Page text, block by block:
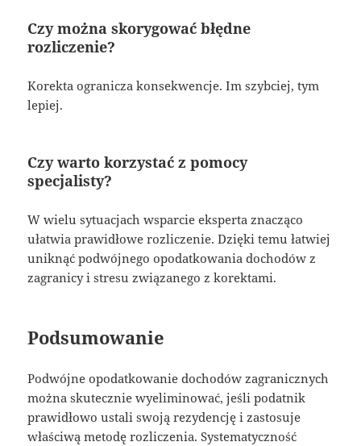
Czy można skorygować błędne
rozliczenie?
Korekta ogranicza konsekwencje. Im szybciej, tym
lepiej.
Czy warto korzystać z pomocy
specjalisty?
W wielu sytuacjach wsparcie eksperta znacząco
ułatwia prawidłowe rozliczenie. Dzięki temu łatwiej
uniknąć podwójnego opodatkowania dochodów z
zagranicy i stresu związanego z korektami.
Podsumowanie
Podwójne opodatkowanie dochodów zagranicznych
można skutecznie wyeliminować, jeśli podatnik
prawidłowo ustali swoją rezydencję i zastosuje
właściwą metodę rozliczenia. Systematyczność